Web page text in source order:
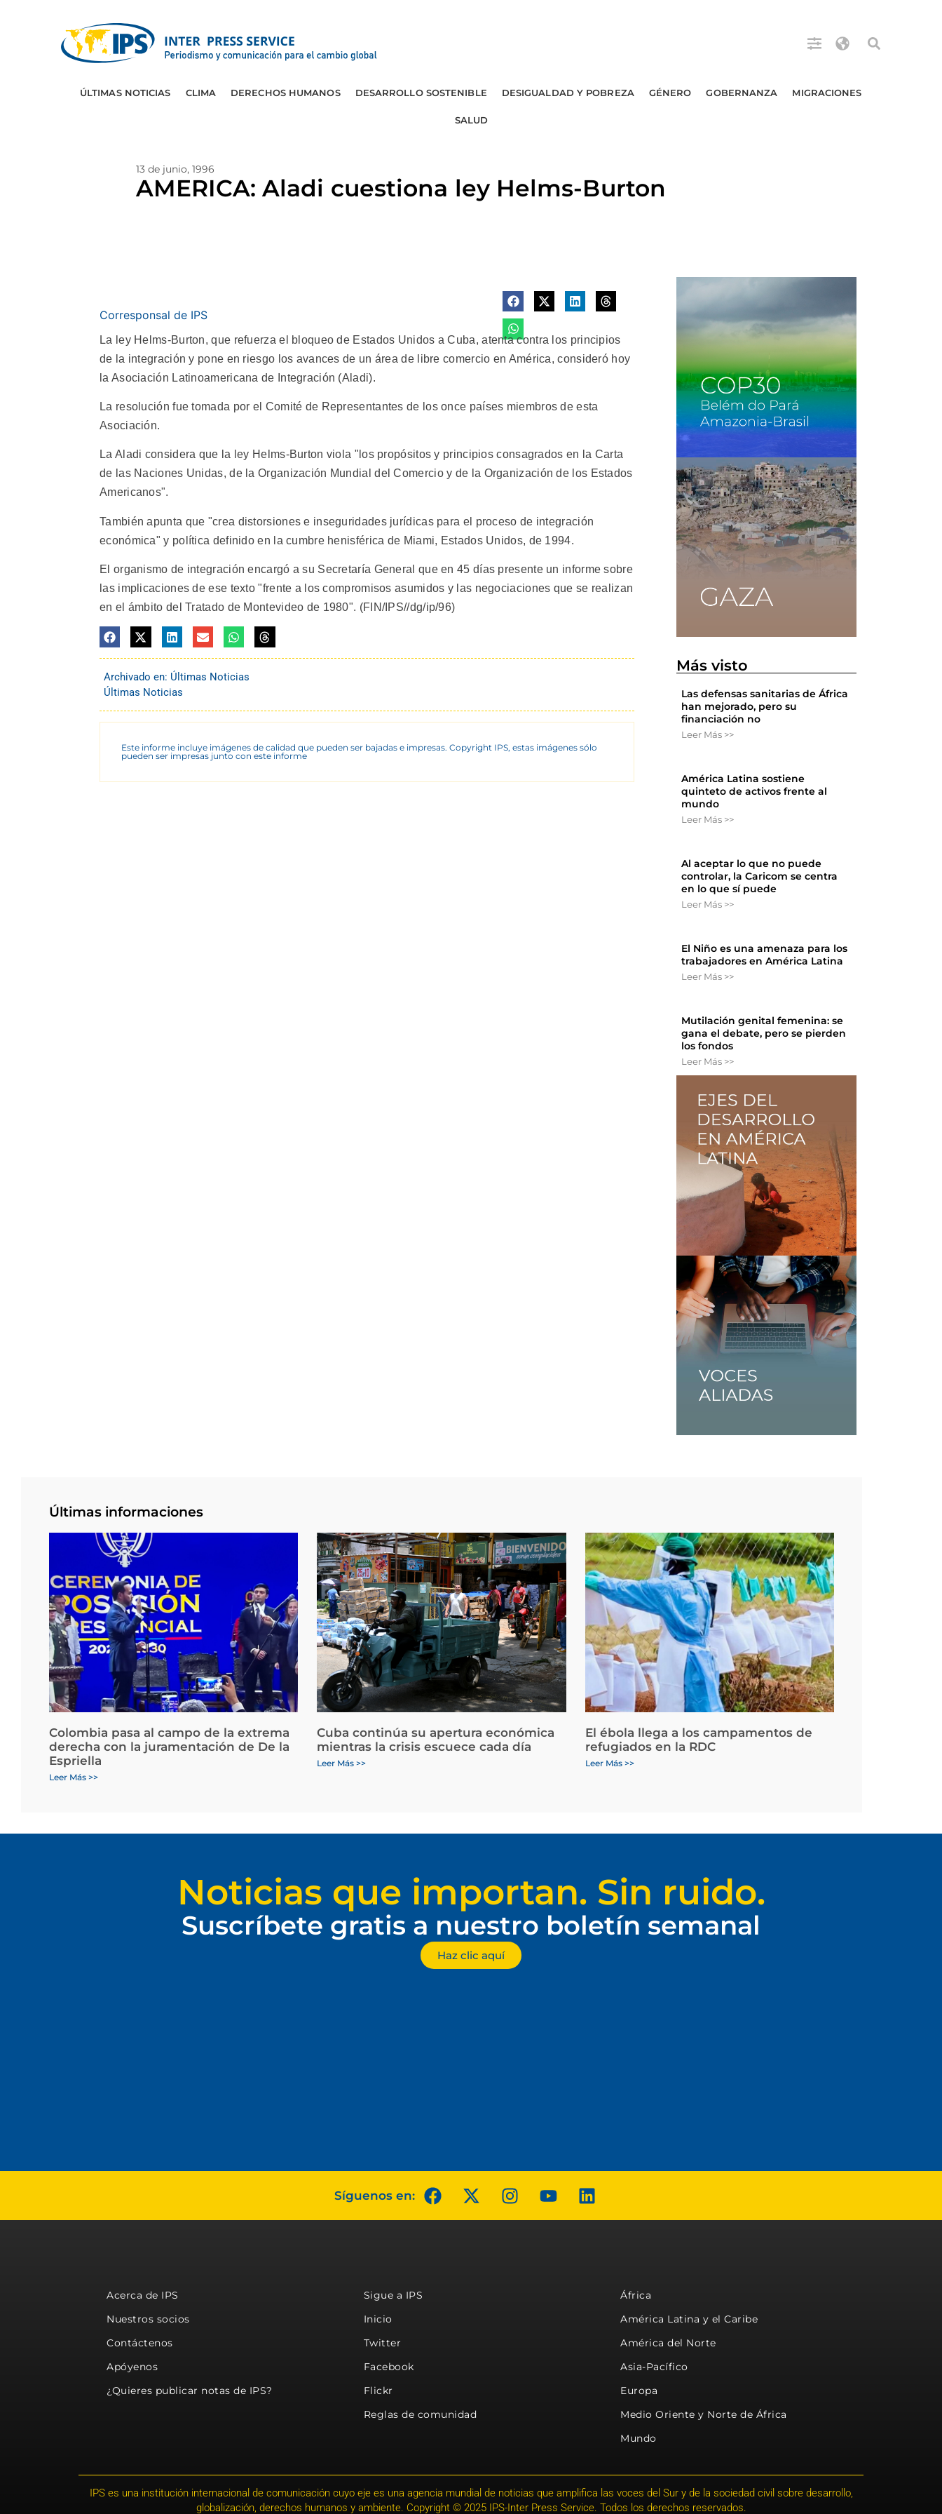
ÚLTIMAS NOTICIAS CLIMA DERECHOS HUMANOS DESARROLLO SOSTENIBLE DESIGUALDAD Y POBREZA GÉNERO GOBERNANZA MIGRACIONES
SALUD
13 de junio, 1996
AMERICA: Aladi cuestiona ley Helms-Burton
Corresponsal de IPS
La ley Helms-Burton, que refuerza el bloqueo de Estados Unidos a Cuba, atenta contra los principios
de la integración y pone en riesgo los avances de un área de libre comercio en América, consideró hoy
la Asociación Latinoamericana de Integración (Aladi).
La resolución fue tomada por el Comité de Representantes de los once países miembros de esta
Asociación.
La Aladi considera que la ley Helms-Burton viola "los propósitos y principios consagrados en la Carta
de las Naciones Unidas, de la Organización Mundial del Comercio y de la Organización de los Estados
Americanos".
También apunta que "crea distorsiones e inseguridades jurídicas para el proceso de integración
económica" y política definido en la cumbre henisférica de Miami, Estados Unidos, de 1994.
El organismo de integración encargó a su Secretaría General que en 45 días presente un informe sobre
las implicaciones de ese texto "frente a los compromisos asumidos y las negociaciones que se realizan
en el ámbito del Tratado de Montevideo de 1980". (FIN/IPS//dg/ip/96)
Archivado en: Últimas Noticias
Últimas Noticias
Este informe incluye imágenes de calidad que pueden ser bajadas e impresas. Copyright IPS, estas imágenes sólo
pueden ser impresas junto con este informe
Más visto
Las defensas sanitarias de África
han mejorado, pero su
financiación no
Leer Más >>
América Latina sostiene
quinteto de activos frente al
mundo
Leer Más >>
Al aceptar lo que no puede
controlar, la Caricom se centra
en lo que sí puede
Leer Más >>
El Niño es una amenaza para los
trabajadores en América Latina
Leer Más >>
Mutilación genital femenina: se
gana el debate, pero se pierden
los fondos
Leer Más >>
Últimas informaciones
Colombia pasa al campo de la extrema
derecha con la juramentación de De la
Espriella
Leer Más >>
Cuba continúa su apertura económica
mientras la crisis escuece cada día
Leer Más >>
El ébola llega a los campamentos de
refugiados en la RDC
Leer Más >>
Noticias que importan. Sin ruido.
Suscríbete gratis a nuestro boletín semanal
Haz clic aquí
Síguenos en:
Acerca de IPS
Nuestros socios
Contáctenos
Apóyenos
¿Quieres publicar notas de IPS?
Sigue a IPS
Inicio
Twitter
Facebook
Flickr
Reglas de comunidad
África
América Latina y el Caribe
América del Norte
Asia-Pacífico
Europa
Medio Oriente y Norte de África
Mundo
IPS es una institución internacional de comunicación cuyo eje es una agencia mundial de noticias que amplifica las voces del Sur y de la sociedad civil sobre desarrollo,
globalización, derechos humanos y ambiente. Copyright © 2025 IPS-Inter Press Service. Todos los derechos reservados.